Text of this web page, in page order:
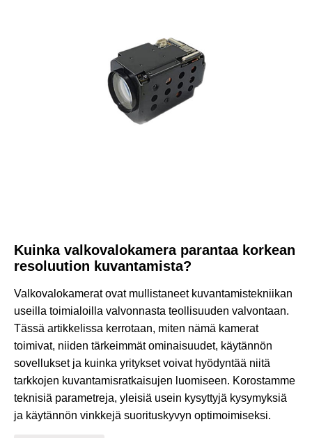
Kuinka valkovalokamera parantaa korkean
resoluution kuvantamista?
Valkovalokamerat ovat mullistaneet kuvantamistekniikan
useilla toimialoilla valvonnasta teollisuuden valvontaan.
Tässä artikkelissa kerrotaan, miten nämä kamerat
toimivat, niiden tärkeimmät ominaisuudet, käytännön
sovellukset ja kuinka yritykset voivat hyödyntää niitä
tarkkojen kuvantamisratkaisujen luomiseen. Korostamme
teknisiä parametreja, yleisiä usein kysyttyjä kysymyksiä
ja käytännön vinkkejä suorituskyvyn optimoimiseksi.